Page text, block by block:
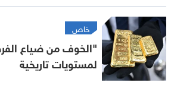
خاص
"الخوف من ضياع
لمستويات تاريخية